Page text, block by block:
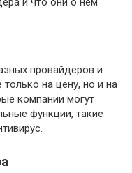
провайдеров и
только на цену, но и на
компании могут
функции, такие